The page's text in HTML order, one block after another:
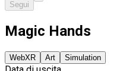
Segui
Magic Hands
WebXR Art Simulation